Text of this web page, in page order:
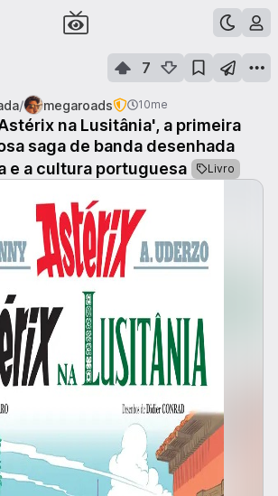
7
/ megaroads 10me
na Lusitânia', a primeira
saga de banda desenhada
e a cultura portuguesa
Livro